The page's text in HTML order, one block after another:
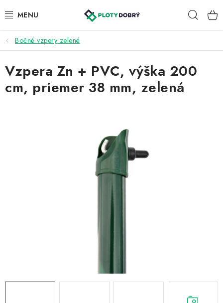
na
PLETIVA A PLOTY
PRÍSLUŠENSTVO
BRÁNY A BRÁNKY
KALKULÁTOR OPLOTENIA
REALIZÁCIA OPLOTENIA
Prepravné a termín doručenia
Bočné vzpery zelené
Vzpera Zn + PVC, výška 200
cm, priemer 38 mm, zelená